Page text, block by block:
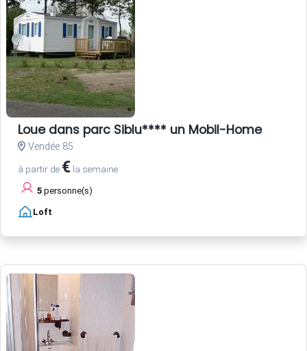
Loue dans parc Siblu**** un Mobil-Home
Vendée 85
à partir de € la semaine
5 personne(s)
Loft